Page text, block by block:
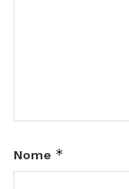
Nome *